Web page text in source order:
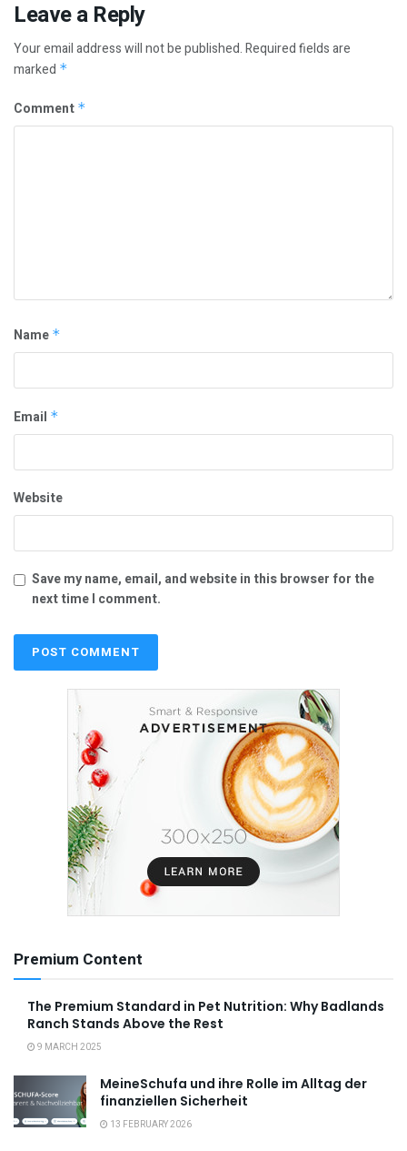
Leave a Reply
Your email address will not be published.Required fields are
marked *
Comment *
Name *
Email *
Website
Save my name, email, and website in this browser for the
next time I comment.
Premium Content
The Premium Standard in Pet Nutrition: Why Badlands
Ranch Stands Above the Rest
9 MARCH 2025
MeineSchufa und ihre Rolle im Alltag der
finanziellen Sicherheit
13 FEBRUARY 2026